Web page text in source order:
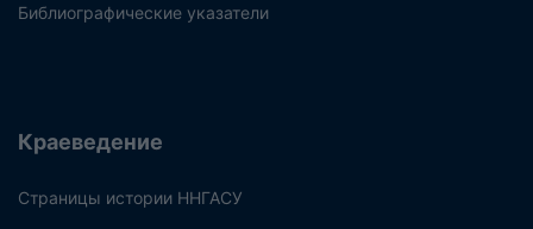
Библиографические указатели
Краеведение
Страницы истории ННГАСУ